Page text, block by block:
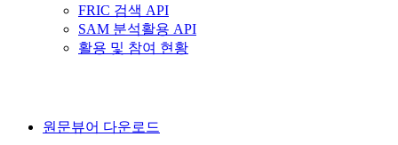
FRIC 검색 API
SAM 분석활용 API
활용 및 참여 현황
원문뷰어 다운로드